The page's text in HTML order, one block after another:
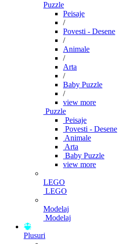
Puzzle
Peisaje
/
Povesti - Desene
/
Animale
/
Arta
/
Baby Puzzle
/
view more
Puzzle
Peisaje
Povesti - Desene
Animale
Arta
Baby Puzzle
view more
LEGO
LEGO
Modelaj
Modelaj
Plusuri